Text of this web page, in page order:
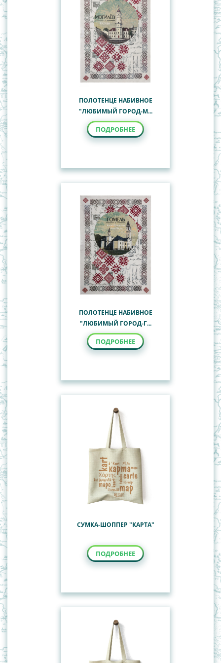
Общегеографические, обзорно-
топографические карты
Политико-административные карты Республики
Туристские карты
Наглядные пособия
Учебные настенные карты
ПОЛОТЕНЦЕ НАБИВНОЕ
"ЛЮБИМЫЙ ГОРОД-М...
ПОДРОБНЕЕ
ПОЛОТЕНЦЕ НАБИВНОЕ
"ЛЮБИМЫЙ ГОРОД-Г...
ПОДРОБНЕЕ
СУМКА-ШОППЕР "КАРТА"
ПОДРОБНЕЕ